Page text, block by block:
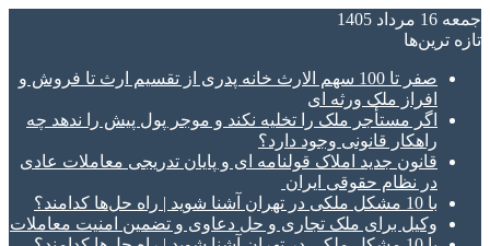
جمعه 16 مرداد 1405
تازه‌ ترین‌ها
صفر تا 100 سهم الارث خانه پدری از تقسیم ارث تا فروش و
افراز ملک ورثه ای
اگر مستأجر ملک را تخلیه نکند و موجر پول پیش را ندهد چه
راهکار قانونی وجود دارد؟
قانون جدید املاک قولنامه ای و پایان تدریجی معاملات عادی
در نظام حقوقی ایران
با 10 مشکل ملکی در تهران آشنا شوید | راه حل‌ها کدامند؟
وکیل برای ملک تجاری و حل دعاوی و تضمین امنیت معاملات